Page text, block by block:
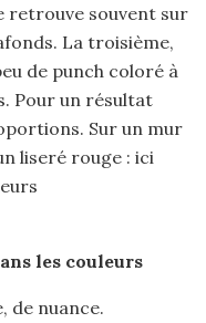
retrouve souvent sur
La troisième,
de punch coloré à
Pour un résultat
Sur un mur
liseré rouge : ici
les couleurs
de nuance.